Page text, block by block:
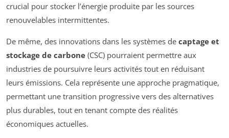
crucial pour stocker l’énergie produite par les sources
renouvelables intermittentes.
De même, des innovations dans les systèmes de captage et
stockage de carbone (CSC) pourraient permettre aux
industries de poursuivre leurs activités tout en réduisant
leurs émissions. Cela représente une approche pragmatique,
permettant une transition progressive vers des alternatives
plus durables, tout en tenant compte des réalités
économiques actuelles.